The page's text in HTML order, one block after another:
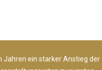
Jahren ein starker Anstieg der